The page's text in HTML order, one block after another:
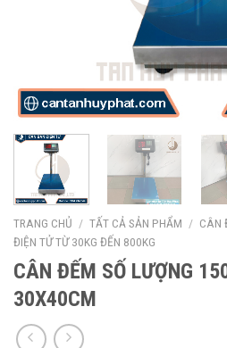
TRANG CHỦ / TẤT CẢ SẢN PHẨM / CÂN
ĐIỆN TỬ TỪ 30KG ĐẾN 800KG
CÂN ĐẾM SỐ LƯỢNG
30X40CM